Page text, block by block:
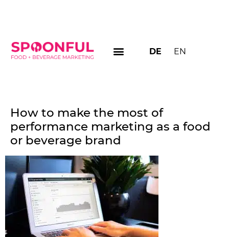
DE EN
How to make the most of
performance marketing as a food
or beverage brand